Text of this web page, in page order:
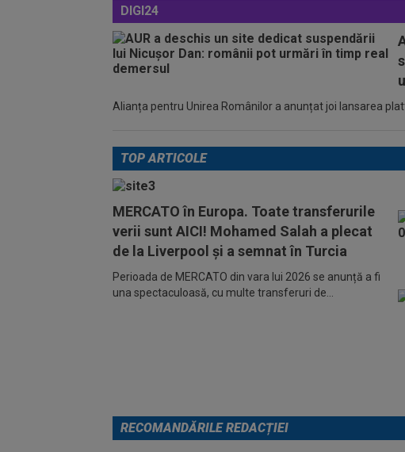
DIGI24
Alianța pentru Unirea Românilor a anunțat joi lansarea
TOP ARTICOLE
MERCATO în Europa. Toate transferurile
verii sunt AICI! Mohamed Salah a plecat
de la Liverpool și a semnat în Turcia
Perioada de MERCATO din vara lui 2026 se anunță a fi
una spectaculoasă, cu multe transferuri de...
RECOMANDĂRILE REDACȚIEI